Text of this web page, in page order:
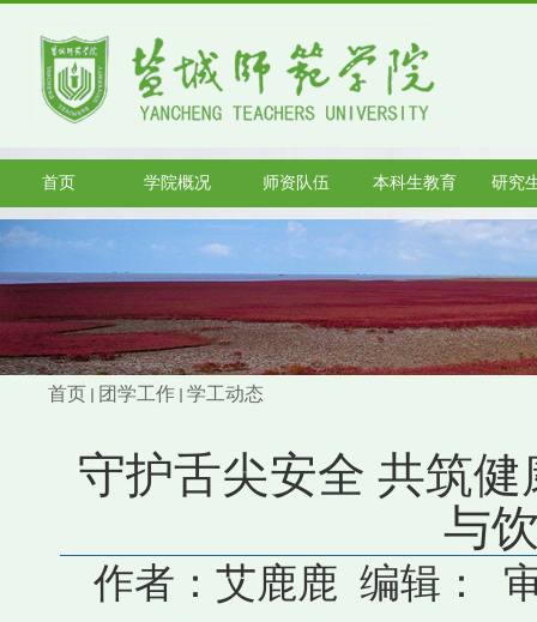
首页 学院概况 师资队伍 本科生教育 研究
首页 团学工作 学工动态
守护舌尖安全 共筑
与
作者：艾鹿鹿 编辑：